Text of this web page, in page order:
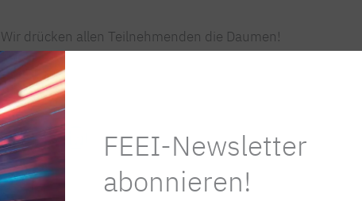
Wir drücken allen Teilnehmenden die Daumen!
Artikel teilen
FEEI-Newsletter
abonnieren!